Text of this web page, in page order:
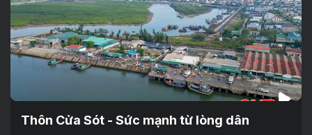
Thôn Cửa Sót - Sức mạnh từ lòng dân